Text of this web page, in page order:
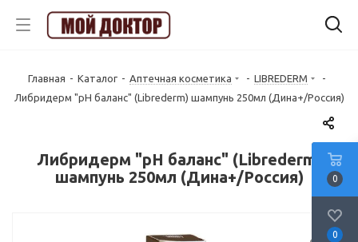
Главная - Каталог - Аптечная косметика - LIBREDERM
-
Либридерм "pH баланс" (Librederm) шампунь 250мл (Дина+/Россия)
Либридерм "pH баланс" (Librederm)
шампунь 250мл (Дина+/Россия)
0
0